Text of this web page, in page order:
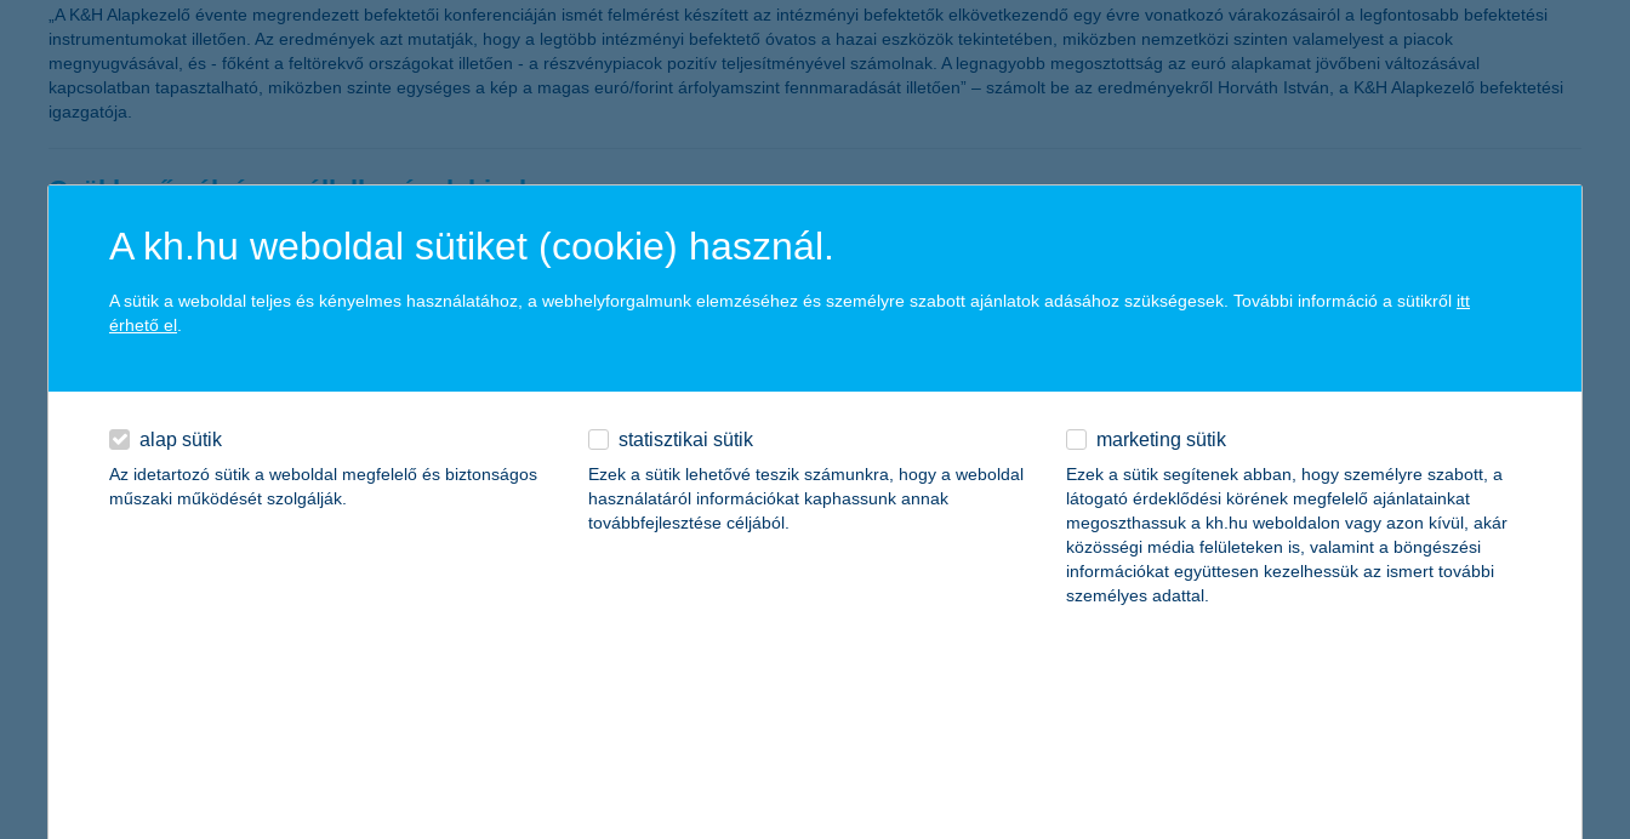
„A K&H Alapkezelő évente megrendezett befektetői konferenciáján ismét felmérést készített az intézményi befektetők elkövetkezendő egy évre vonatkozó várakozásairól a legfontosabb befektetési
instrumentumokat illetően. Az eredmények azt mutatják, hogy a legtöbb intézményi befektető óvatos a hazai eszközök tekintetében, miközben nemzetközi szinten valamelyest a piacok
megnyugvásával, és - főként a feltörekvő országokat illetően - a részvénypiacok pozitív teljesítményével számolnak. A legnagyobb megosztottság az euró alapkamat jövőbeni változásával
kapcsolatban tapasztalható, miközben szinte egységes a kép a magas euró/forint árfolyamszint fennmaradását illetően” – számolt be az eredményekről Horváth István, a K&H Alapkezelő befektetési
igazgatója.
Csökkenő pályán a vállalkozások bizalma
2011.10.06.
harmadik negyedéves értéke jelenleg -26 ponton áll, ami gyakorlatilag a két éve ilyenkor tapasztalt várakozásoknak felel meg. A bizalmi index csökkenése mögött leginkább az áll, hogy a vállalkozások
a következő egy évben a közterhek, valamint a vállalati hitelek növekedésével számolnak, de szinte az összes részindex kisebb-nagyobb mértékű csökkenést mutat”– mondta el Németh László, a K&H
November második felétől igényelhető a K&H SZÉP Kártya
2011.09.30.
2011. október 3-tól a K&H megkezdi a Széchenyi Pihenő (SZÉP) Kártyával kapcsolatban az ügyfél tájékoztatást. A kártya szerződések megkötésére november 15. után nyílik lehetőség.
12,5 milliárd forintos adózás utáni eredmény 2011 első félévében a K&H Bankcsoportnál
A kh.hu weboldal sütiket (cookie) használ.
A sütik a weboldal teljes és kényelmes használatához, a webhelyforgalmunk elemzéséhez és személyre szabott ajánlatok adásához szükségesek. További információ a sütikről itt
érhető el
alap sütik
Az idetartozó sütik a weboldal megfelelő és biztonságos
műszaki működését szolgálják.
statisztikai sütik
Ezek a sütik lehetővé teszik számunkra, hogy a weboldal
használatáról információkat kaphassunk annak
továbbfejlesztése céljából.
marketing sütik
Ezek a sütik segítenek abban, hogy személyre szabott, a
látogató érdeklődési körének megfelelő ajánlatainkat
megoszthassuk a kh.hu weboldalon vagy azon kívül, akár
közösségi média felületeken is, valamint a böngészési
információkat együttesen kezelhessük az ismert további
személyes adattal.